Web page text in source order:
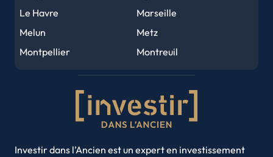
Saint-Denis
Nancy
Le Havre
Marseille
Melun
Metz
Montpellier
Montreuil
Noisy-le-Grand
Saint-Etienne
Toulon
Toulouse
Villeurbanne
Investir dans l’Ancien est un expert en investissement